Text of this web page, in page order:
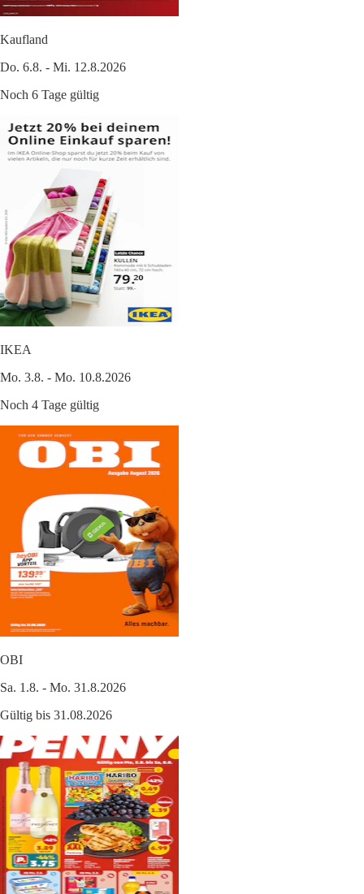
Kaufland
Do. 6.8. - Mi. 12.8.2026
Noch 6 Tage gültig
IKEA
Mo. 3.8. - Mo. 10.8.2026
Noch 4 Tage gültig
OBI
Sa. 1.8. - Mo. 31.8.2026
Gültig bis 31.08.2026